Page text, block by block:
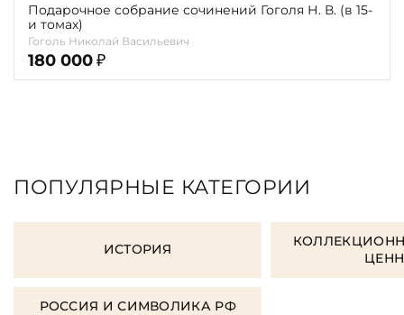
Подарочное собрание сочинений Гоголя Н. В. (в 15-
и томах)
Гоголь Николай Васильевич
180 000 ₽
ПОПУЛЯРНЫЕ КАТЕГОРИИ
ИСТОРИЯ
РОССИЯ И СИМВОЛИКА РФ